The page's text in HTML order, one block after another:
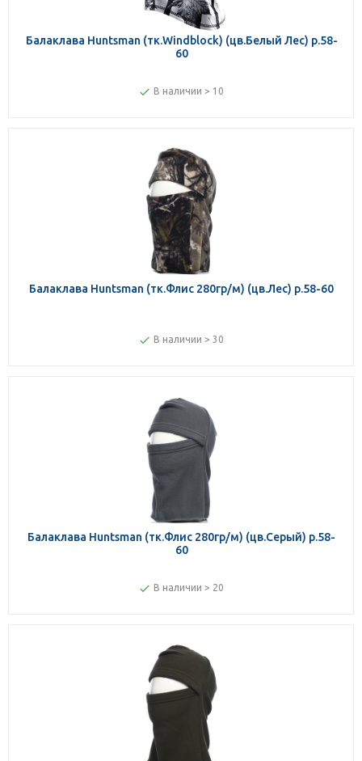
Балаклава Huntsman (тк.Windblock) (цв.Белый Лес) р.58-
60
В наличии > 10
Балаклава Huntsman (тк.Флис 280гр/м) (цв.Лес) р.58-60
В наличии > 30
Балаклава Huntsman (тк.Флис 280гр/м) (цв.Серый) р.58-
60
В наличии > 20